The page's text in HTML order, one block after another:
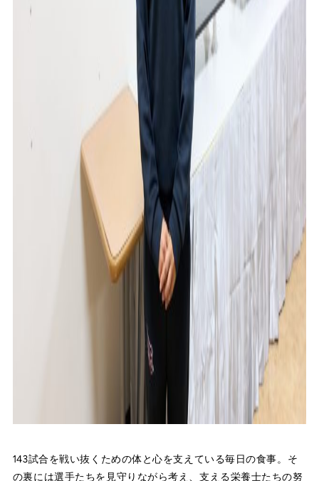
143試合を戦い抜くための体と心を支えている毎日の食事。そ
の裏には選手たちを見守りながら考え、支える栄養士たちの努